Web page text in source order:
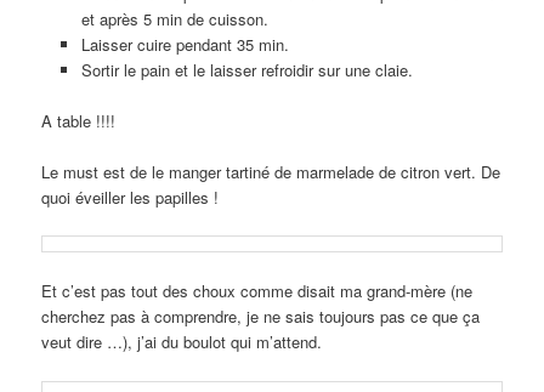
et après 5 min de cuisson.
Laisser cuire pendant 35 min.
Sortir le pain et le laisser refroidir sur une claie.
A table !!!!
Le must est de le manger tartiné de marmelade de citron vert. De
quoi éveiller les papilles !
Et c’est pas tout des choux comme disait ma grand-mère (ne
cherchez pas à comprendre, je ne sais toujours pas ce que ça
veut dire …), j’ai du boulot qui m’attend.